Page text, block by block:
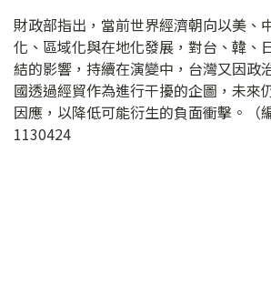
財政部指出，當前世界經濟朝向以美、
化、區域化與在地化發展，對台、韓、
結的影響，持續在演變中，台灣又因政
國透過經貿作為進行干擾的企圖，未來
因應，以降低可能衍生的負面衝擊。（
1130424